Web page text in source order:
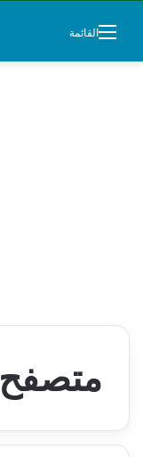
القائمة
متصفح